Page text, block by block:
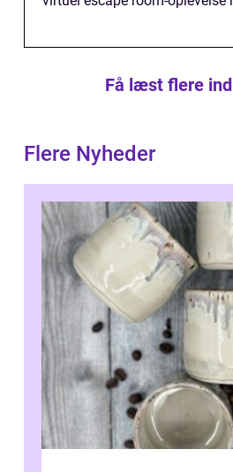
Få læst flere
Flere Nyheder